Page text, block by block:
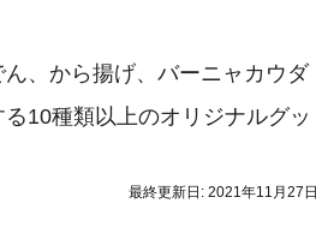
、から揚げ、バーニャカウダ
10種類以上のオリジナルグッ
最終更新日: 2021年11月27日